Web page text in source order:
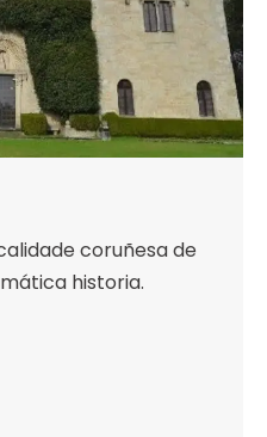
coruñesa de
historia.